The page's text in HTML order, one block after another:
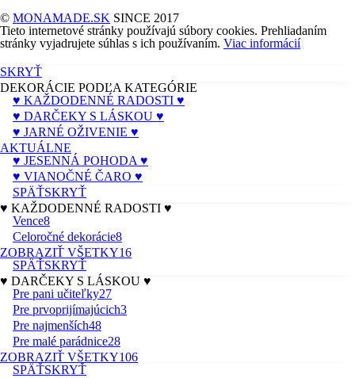
© MONAMADE.SK SINCE 2017
Tieto internetové stránky používajú súbory cookies. Prehliadaním
stránky vyjadrujete súhlas s ich používaním. Viac informácií
SKRYŤ
DEKORÁCIE PODĽA KATEGÓRIE
♥ KAŽDODENNÉ RADOSTI ♥
♥ DARČEKY S LÁSKOU ♥
♥ JARNÉ OŽIVENIE ♥
AKTUÁLNE
♥ JESENNÁ POHODA ♥
♥ VIANOČNÉ ČARO ♥
SPÄŤSKRYŤ
♥ KAŽDODENNÉ RADOSTI ♥
Vence8
Celoročné dekorácie8
ZOBRAZIŤ VŠETKY16
SPÄŤSKRYŤ
♥ DARČEKY S LÁSKOU ♥
Pre pani učiteľky27
Pre prvoprijímajúcich3
Pre najmenších48
Pre malé parádnice28
ZOBRAZIŤ VŠETKY106
SPÄŤSKRYŤ